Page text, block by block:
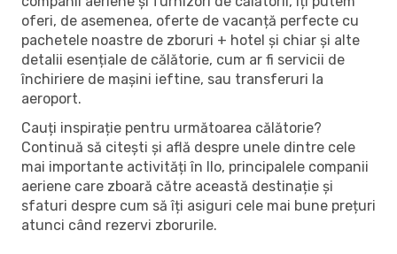
oferi, de asemenea, oferte de vacanță perfecte cu
pachetele noastre de zboruri + hotel și chiar și alte
detalii esențiale de călătorie, cum ar fi servicii de
închiriere de mașini ieftine, sau transferuri la
aeroport.
Cauți inspirație pentru următoarea călătorie?
Continuă să citești și află despre unele dintre cele
mai importante activități în Ilo, principalele companii
aeriene care zboară către această destinație și
sfaturi despre cum să îți asiguri cele mai bune prețuri
atunci când rezervi zborurile.